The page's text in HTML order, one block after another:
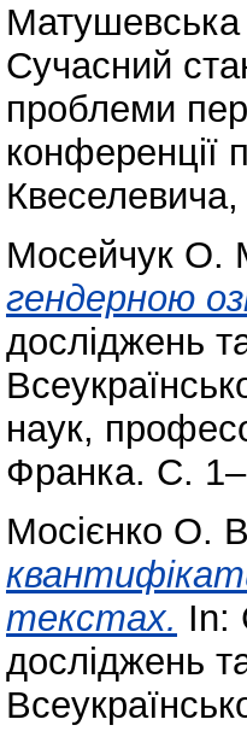
Сучасний
проблеми
конференції
Мосейчук О.
гендерною
досліджень
наук,
Франка. С.
Мосієнко О.
текстах. In:
досліджень